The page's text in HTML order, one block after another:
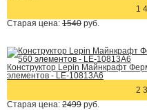
1
Старая цена: 1540 руб.
Конструктор Lepin Майнкрафт
элементов - LE-10813A6
2
Старая цена: 2499 руб.